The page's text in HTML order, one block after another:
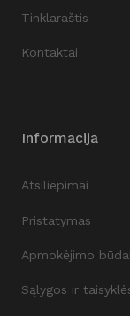
Tinklaraštis
Kontaktai
Informacija
Atsiliepimai
Pristatymas
Apmokėjimo būdai
Sąlygos ir